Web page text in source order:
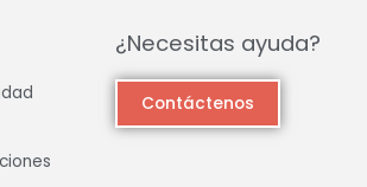
¿Necesitas ayuda?
Contáctenos